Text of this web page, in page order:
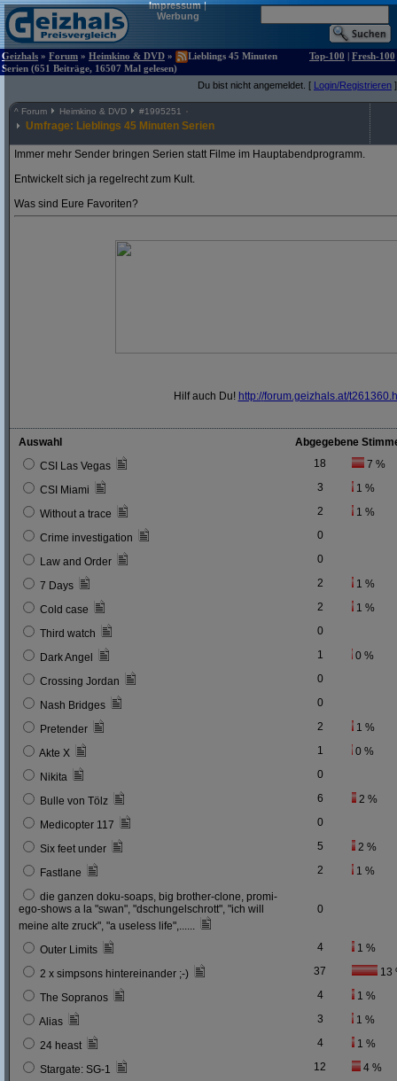
Impressum|
Werbung
Geizhals » Forum » Heimkino & DVD »
Lieblings 45 Minuten
Serien (651 Beiträge, 16507 Mal gelesen)
Top-100 | Fresh-100
Du bist nicht angemeldet. [ Login/Registrieren ]
^ Forum Heimkino & DVD #1995251
Umfrage: Lieblings 45 Minuten Serien
Immer mehr Sender bringen Serien statt Filme im Hauptabendprogramm.
Entwickelt sich ja regelrecht zum Kult.
Was sind Eure Favoriten?
Hilf auch Du! http://forum.geizhals.at/
Auswahl
Abgegebene
CSI Las Vegas
18 7 %
CSI Miami 3 1 %
Without a trace 2 1 %
Crime investigation 0
Law and Order 0
7 Days 2 1 %
Cold case 2 1 %
Third watch 0
Dark Angel 1 0 %
Crossing Jordan 0
Nash Bridges 0
Pretender 2 1 %
Akte X 1 0 %
Nikita 0
Bulle von Tölz 6 2 %
Medicopter 117 0
Six feet under 5 2 %
Fastlane 2 1 %
die ganzen doku-soaps, big brother-clone, promi-
ego-shows a la "swan", "dschungelschrott", "ich will
meine alte zruck", "a useless life",......
0
Outer Limits 4 1 %
2 x simpsons hintereinander ;-) 37 13
The Sopranos 4 1 %
Alias 3 1 %
24 heast 4 1 %
Stargate: SG-1 12 4 %